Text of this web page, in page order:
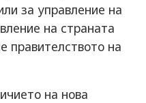
за управление на
на страната
правителството на
на нова